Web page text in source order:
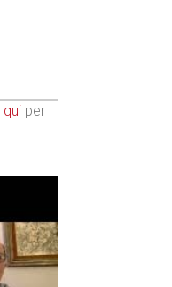
qui per